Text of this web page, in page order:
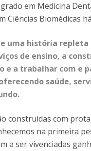
em Medicina
Ciências Biomédicas
uma história
de ensino, a
e a trabalhar com e
saúde,
construídas com
na primeira
a ser vivenciadas